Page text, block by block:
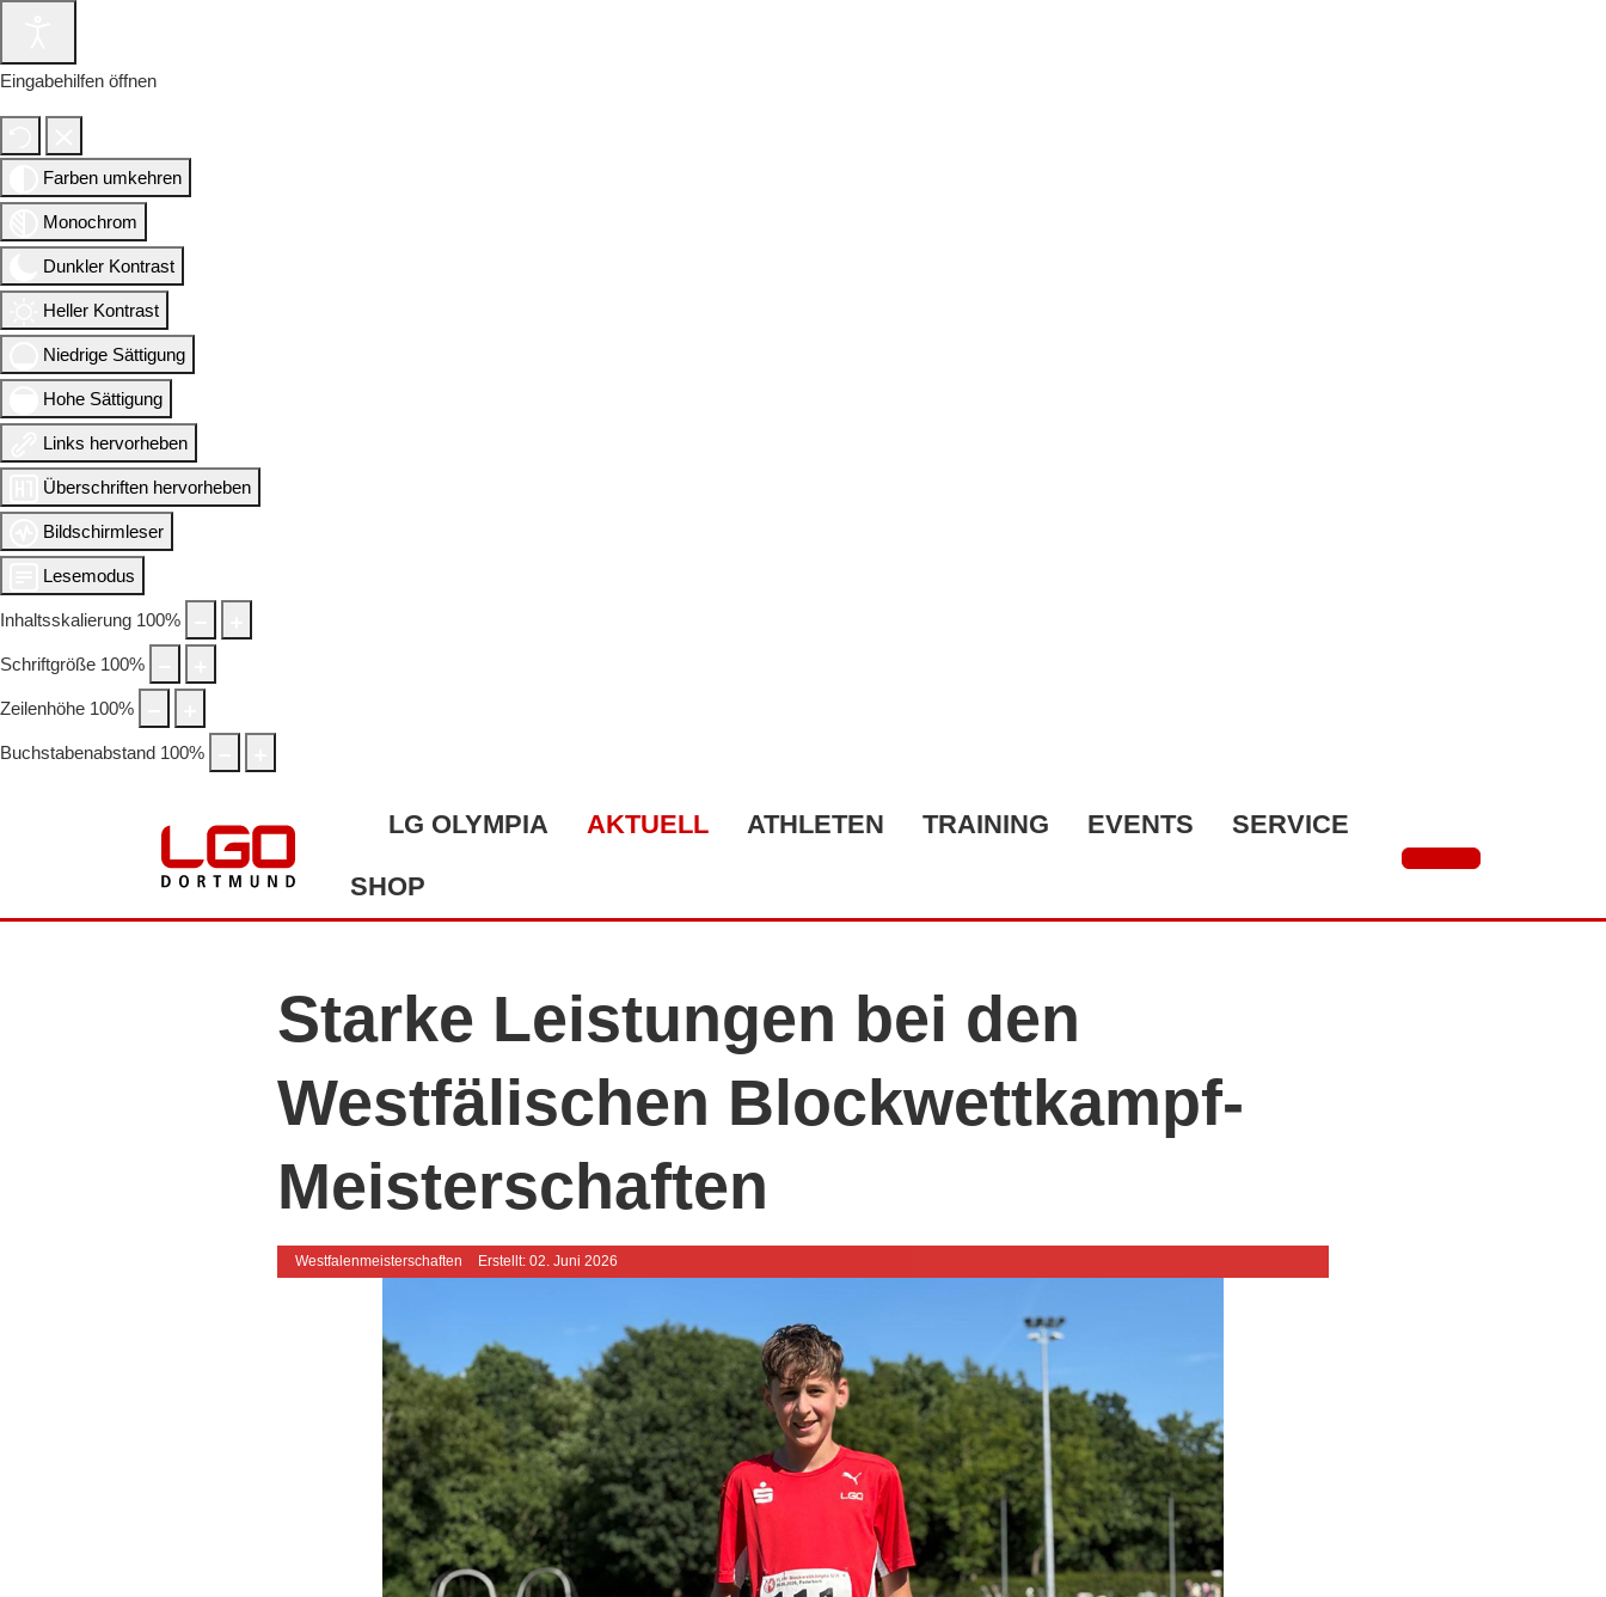
Eingabehilfen öffnen
Farben umkehren
Monochrom
Dunkler Kontrast
Heller Kontrast
Niedrige Sättigung
Hohe Sättigung
Links hervorheben
Überschriften hervorheben
Bildschirmleser
Lesemodus
Inhaltsskalierung 100%
Schriftgröße 100%
Zeilenhöhe 100%
Buchstabenabstand 100%
LG OLYMPIA AKTUELL ATHLETEN TRAINING EVENTS SERVICE
SHOP
Starke Leistungen bei den
Westfälischen Blockwettkampf-
Meisterschaften
Westfalenmeisterschaften Erstellt: 02. Juni 2026